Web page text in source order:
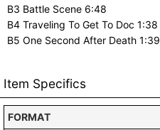
B3 Battle Scene 6:48
B4 Traveling To Get To Doc 1:38
B5 One Second After Death 1:39
Item Specifics
FORMAT